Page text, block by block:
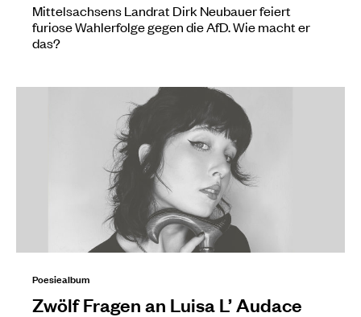
Mittelsachsens Landrat Dirk Neubauer feiert
furiose Wahlerfolge gegen die AfD. Wie macht er
das?
Poesiealbum
Zwölf Fragen an Luisa L’ Audace